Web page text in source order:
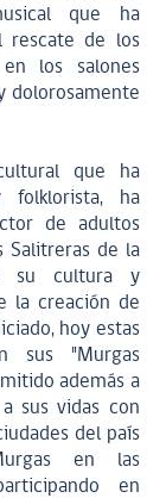
que ha
rescate de los
los salones
dolorosamente
que ha
folklorista, ha
de adultos
Salitreras de la
su cultura y
la creación de
hoy estas
sus "Murgas
además a
sus vidas con
del país
en las
en